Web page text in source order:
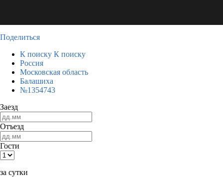
Поделиться
К поиску К поиску
Россия
Московская область
Балашиха
№1354743
Заезд
Отъезд
Гости
за сутки